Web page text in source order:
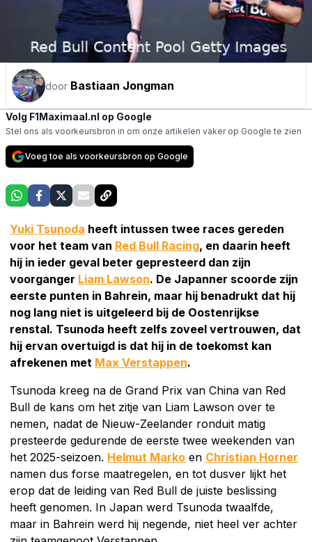
door Bastiaan Jongman
Volg F1Maximaal.nl op Google
Stel ons als voorkeursbron in om onze artikelen vaker op Google te zien
Voeg toe als voorkeursbron op Google
Yuki Tsunoda heeft intussen twee races gereden
voor het team van Red Bull Racing, en daarin heeft
hij in ieder geval beter gepresteerd dan zijn
voorganger Liam Lawson. De Japanner scoorde zijn
eerste punten in Bahrein, maar hij benadrukt dat hij
nog lang niet is uitgeleerd bij de Oostenrijkse
renstal. Tsunoda heeft zelfs zoveel vertrouwen, dat
hij ervan overtuigd is dat hij in de toekomst kan
afrekenen met Max Verstappen.
Tsunoda kreeg na de Grand Prix van China van Red
Bull de kans om het zitje van Liam Lawson over te
nemen, nadat de Nieuw-Zeelander ronduit matig
presteerde gedurende de eerste twee weekenden van
het 2025-seizoen. Helmut Marko en Christian Horner
namen dus forse maatregelen, en tot dusver lijkt het
erop dat de leiding van Red Bull de juiste beslissing
heeft genomen. In Japan werd Tsunoda twaalfde,
maar in Bahrein werd hij negende, niet heel ver achter